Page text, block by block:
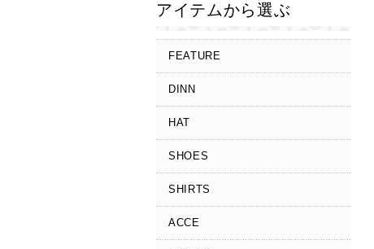
アイテムから選ぶ
FEATURE
DINN
HAT
SHOES
SHIRTS
ACCE